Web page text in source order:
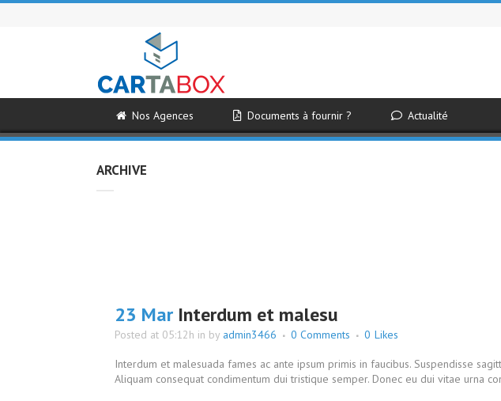
Nos Agences Documents à fournir ? Actualité
ARCHIVE
23 Mar Interdum et malesu
Posted at 05:12h in by admin3466 0 Comments 0 Likes
Interdum et malesuada fames ac ante ipsum primis in faucibus. Suspendisse
Aliquam consequat condimentum dui tristique semper. Donec eu dui vitae urna